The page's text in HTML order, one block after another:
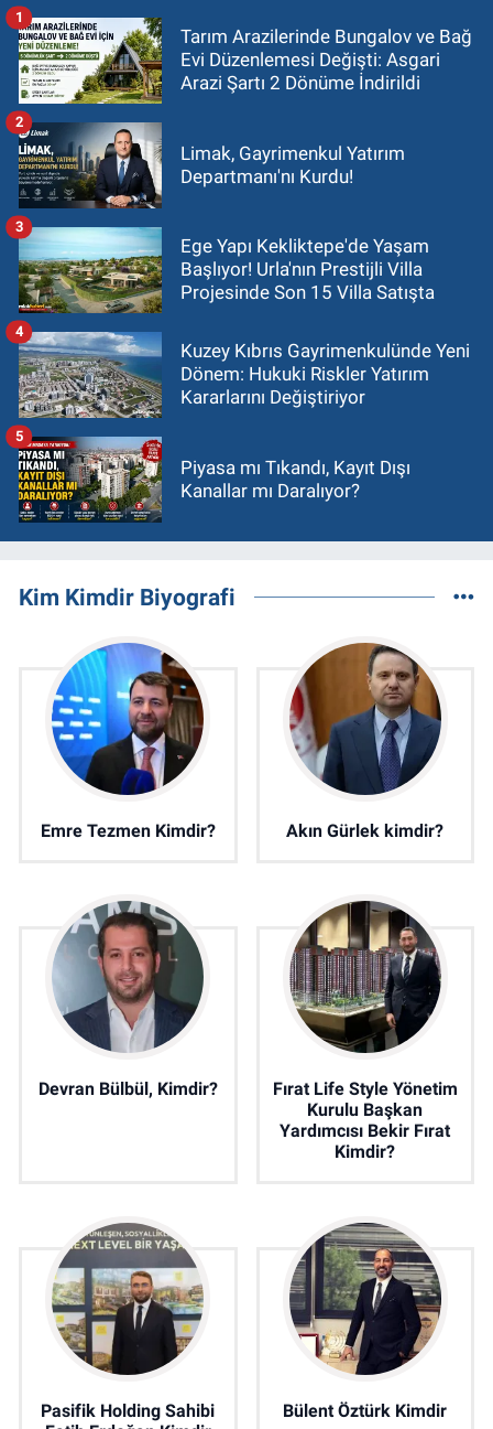
Tarım Arazilerinde Bungalov ve Bağ
Evi Düzenlemesi Değişti: Asgari
Arazi Şartı 2 Dönüme İndirildi
1
Limak, Gayrimenkul Yatırım
Departmanı'nı Kurdu!
2
Ege Yapı Kekliktepe'de Yaşam
Başlıyor! Urla'nın Prestijli Villa
Projesinde Son 15 Villa Satışta
3
Kuzey Kıbrıs Gayrimenkulünde Yeni
Dönem: Hukuki Riskler Yatırım
Kararlarını Değiştiriyor
4
Piyasa mı Tıkandı, Kayıt Dışı
Kanallar mı Daralıyor?
5
Kim Kimdir Biyografi
Emre Tezmen Kimdir? Akın Gürlek kimdir?
Devran Bülbül, Kimdir?
Fırat Life Style Yönetim
Kurulu Başkan
Yardımcısı Bekir Fırat
Kimdir?
Pasifik Holding Sahibi
Bülent Öztürk Kimdir